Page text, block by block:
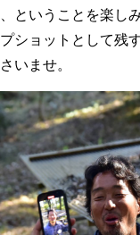
ということを楽し
ショットとして残
いませ。